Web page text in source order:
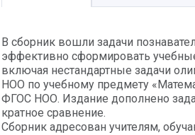
В сборник вошли задачи
эффективно сформировать
включая нестандартные задачи
НОО по учебному предмету
ФГОС НОО. Издание дополнено
кратное сравнение.
Сборник адресован учителям,